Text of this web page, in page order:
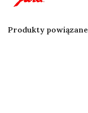
Produkty powiązane